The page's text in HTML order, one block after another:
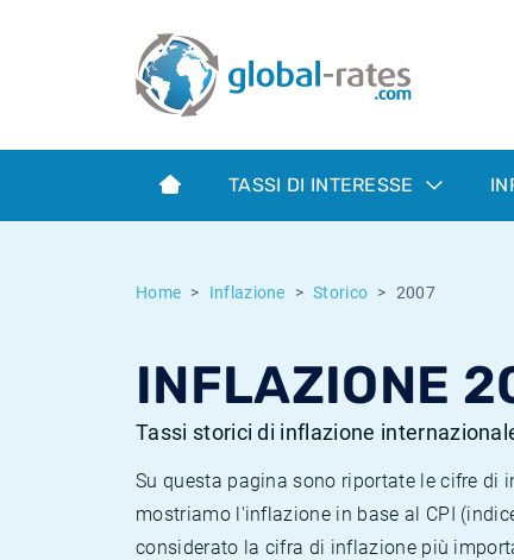
TASSI DI INTERESSE
Home Inflazione Storico 2007
INFLAZIONE
Tassi storici di inflazione
Su questa pagina sono riportate le cifre di
mostriamo l'inflazione in base al CPI
considerato la cifra di inflazione più
Term SOFR
Cos'è l'inflazione CPI?
Cos'è l'inflazione HICP?
Inflazione Svizzera
Tassi storici Euribor
Tassi storici di ESTER
Tassi di inflazione storici
Calcolatore dell’inflazione